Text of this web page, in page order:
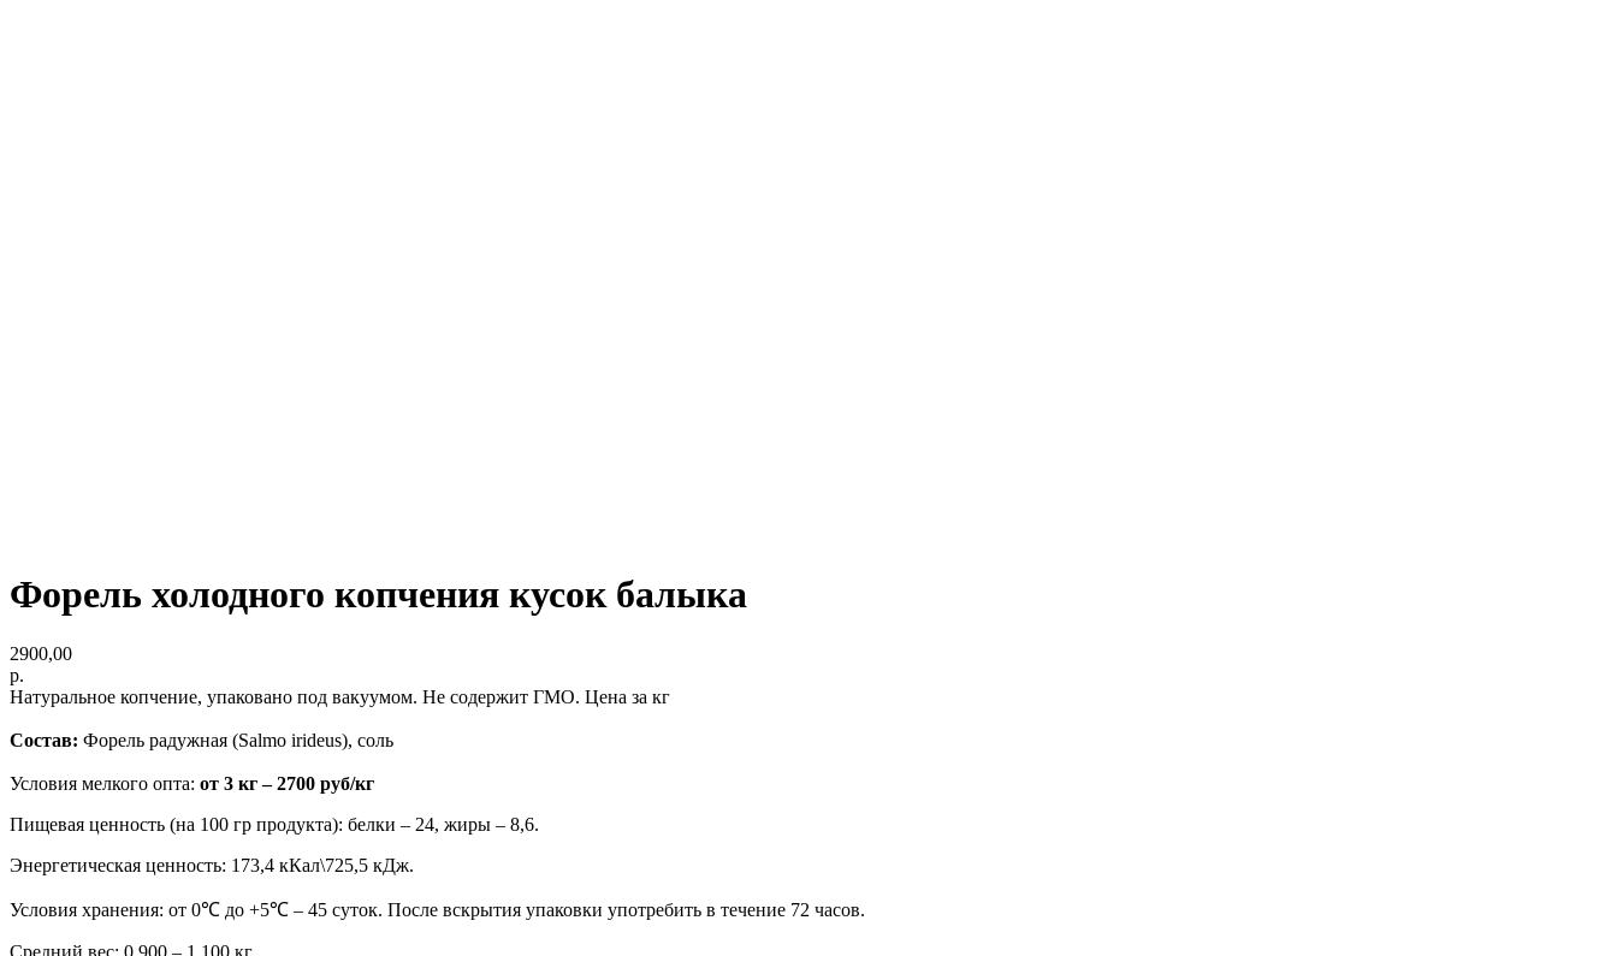
Форель холодного копчения кусок балыка
2900,00
р.
Натуральное копчение, упаковано под вакуумом. Не содержит ГМО. Цена за кг
Состав: Форель радужная (Salmo irideus), соль
Условия мелкого опта: от 3 кг – 2700 руб/кг
Пищевая ценность (на 100 гр продукта): белки – 24, жиры – 8,6.
Энергетическая ценность: 173,4 кКал\725,5 кДж.
Условия хранения: от 0℃ до +5℃ – 45 суток. После вскрытия упаковки употребить в течение 72 часов.
Средний вес: 0,900 – 1,100 кг.